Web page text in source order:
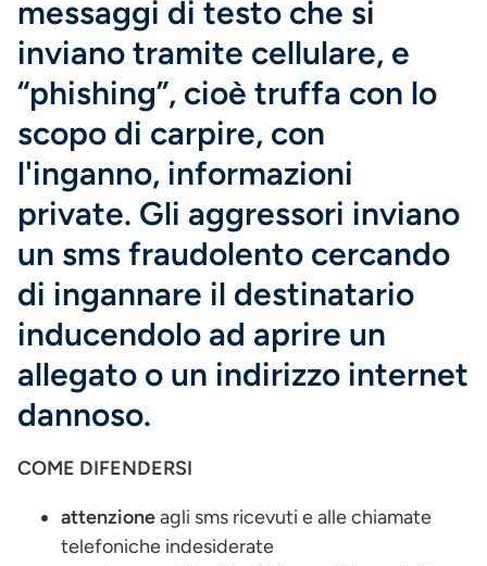
messaggi di testo che si
inviano tramite cellulare, e
“phishing”, cioè truffa con lo
scopo di carpire, con
l'inganno, informazioni
private. Gli aggressori inviano
un sms fraudolento cercando
di ingannare il destinatario
inducendolo ad aprire un
allegato o un indirizzo internet
dannoso.
COME DIFENDERSI
attenzioneagli sms ricevuti e alle chiamate
telefoniche indesiderate